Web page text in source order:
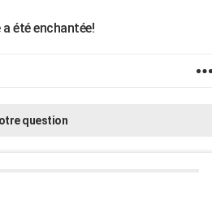
été enchantée!
question